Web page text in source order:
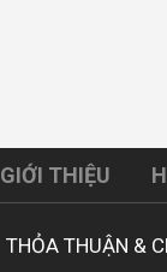
GIỚI THIỆU
THỎA THUẬN &